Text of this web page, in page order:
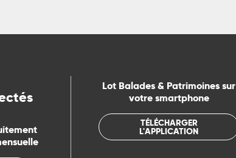
Lot Balades & Patrimoines sur
votre smartphone
TÉLÉCHARGER
L'APPLICATION